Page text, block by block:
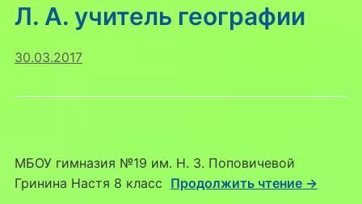
Л. А. учитель географии
30.03.2017
МБОУ гимназия №19 им. Н. З. Поповичевой
Гринина Настя 8 класс Продолжить чтение →